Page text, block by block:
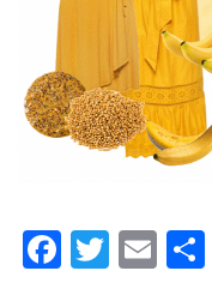
Facebook
Twitter
Email